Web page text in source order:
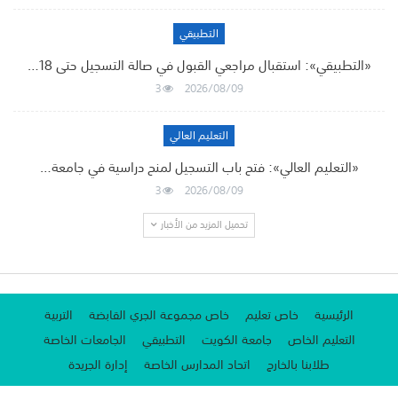
التطبيقي
«التطبيقي»: استقبال مراجعي القبول في صالة التسجيل حتى 18…
2026/08/09
3
التعليم العالي
«التعليم العالي»: فتح باب التسجيل لمنح دراسية في جامعة…
2026/08/09
3
تحميل المزيد من الأخبار
الرئيسية خاص تعليم خاص مجموعة الجري القابضة
التربية
التعليم الخاص
جامعة الكويت التطبيقي
الجامعات الخاصة
طلابنا بالخارج
اتحاد المدارس الخاصة إدارة الجريدة